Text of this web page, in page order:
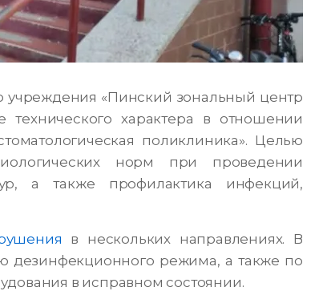
учреждения «Пинский зональный центр
характера в отношении
поликлиника». Целью
норм при проведении
а также профилактика инфекций,
в нескольких направлениях. В
дезинфекционного режима, а также по
в исправном состоянии.